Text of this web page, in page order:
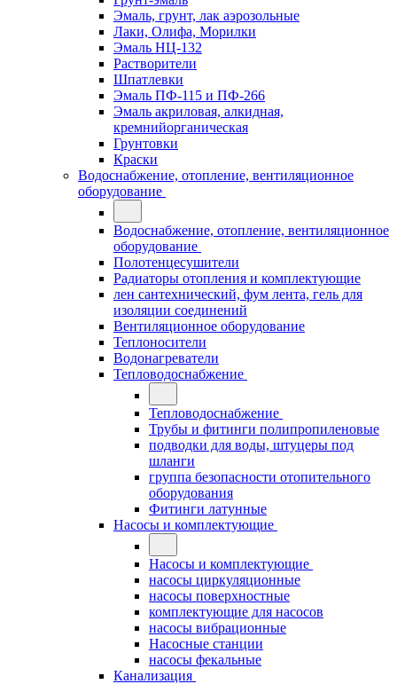
Эмаль, грунт, лак аэрозольные
Лаки, Олифа, Морилки
Эмаль НЦ-132
Растворители
Шпатлевки
Эмаль ПФ-115 и ПФ-266
Эмаль акриловая, алкидная,
кремнийорганическая
Грунтовки
Краски
Водоснабжение, отопление, вентиляционное
оборудование
Водоснабжение, отопление, вентиляционное
оборудование
Полотенцесушители
Радиаторы отопления и комплектующие
лен сантехнический, фум лента, гель для
изоляции соединений
Вентиляционное оборудование
Теплоносители
Водонагреватели
Тепловодоснабжение
Тепловодоснабжение
Трубы и фитинги полипропиленовые
подводки для воды, штуцеры под
шланги
группа безопасности отопительного
оборудования
Фитинги латунные
Насосы и комплектующие
Насосы и комплектующие
насосы циркуляционные
насосы поверхностные
комплектующие для насосов
насосы вибрационные
Насосные станции
насосы фекальные
Канализация